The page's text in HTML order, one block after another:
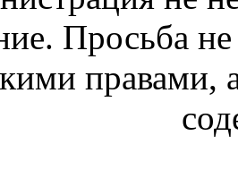
Просьба
правами,